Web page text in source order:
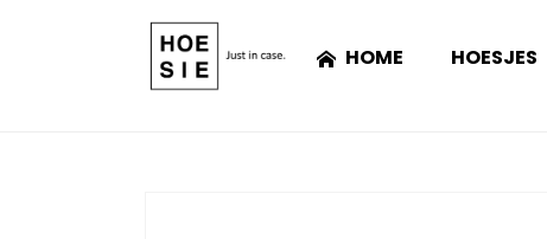
HOME HOESJES